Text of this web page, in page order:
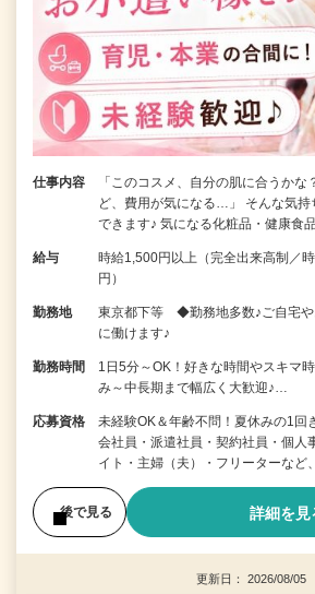
仕事内容
「このコスメ、自分の肌に合うかな
ど、費用が気になる…」 そんな気持
できます♪ 気になる化粧品・健康食
給与
時給1,500円以上（完全出来高制／
円）
勤務地
東京都下等 ◆勤務地多数♪ご自宅や
に働けます♪
勤務時間
1日5分～OK！好きな時間やスキマ
み～中長期まで幅広く大歓迎♪…
応募資格
未経験OK＆年齢不問！夏休みの1
会社員・派遣社員・契約社員・個人
イト・主婦（夫）・フリーターなど
後で見る 詳細を見
更新日： 2026/08/